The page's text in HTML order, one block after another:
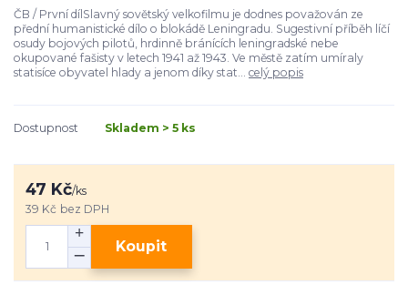
ČB / První dílSlavný sovětský velkofilmu je dodnes považován ze
přední humanistické dílo o blokádě Leningradu. Sugestivní příběh líčí
osudy bojových pilotů, hrdinně bránících leningradské nebe
okupované fašisty v letech 1941 až 1943. Ve městě zatím umíraly
statisíce obyvatel hlady a jenom díky stat... celý popis
Dostupnost Skladem > 5 ks
47 Kč/ks
39 Kč bez DPH
Koupit